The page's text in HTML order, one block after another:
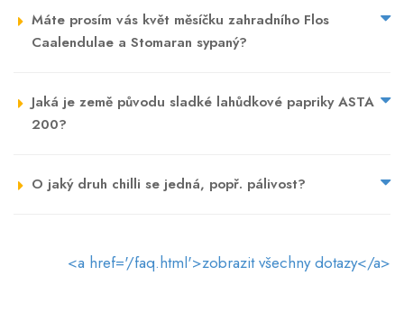
Máte prosím vás květ měsíčku zahradního Flos
Caalendulae a Stomaran sypaný?
Jaká je země původu sladké lahůdkové papriky ASTA
200?
O jaký druh chilli se jedná, popř. pálivost?
<a href='/faq.html'>zobrazit všechny dotazy</a>